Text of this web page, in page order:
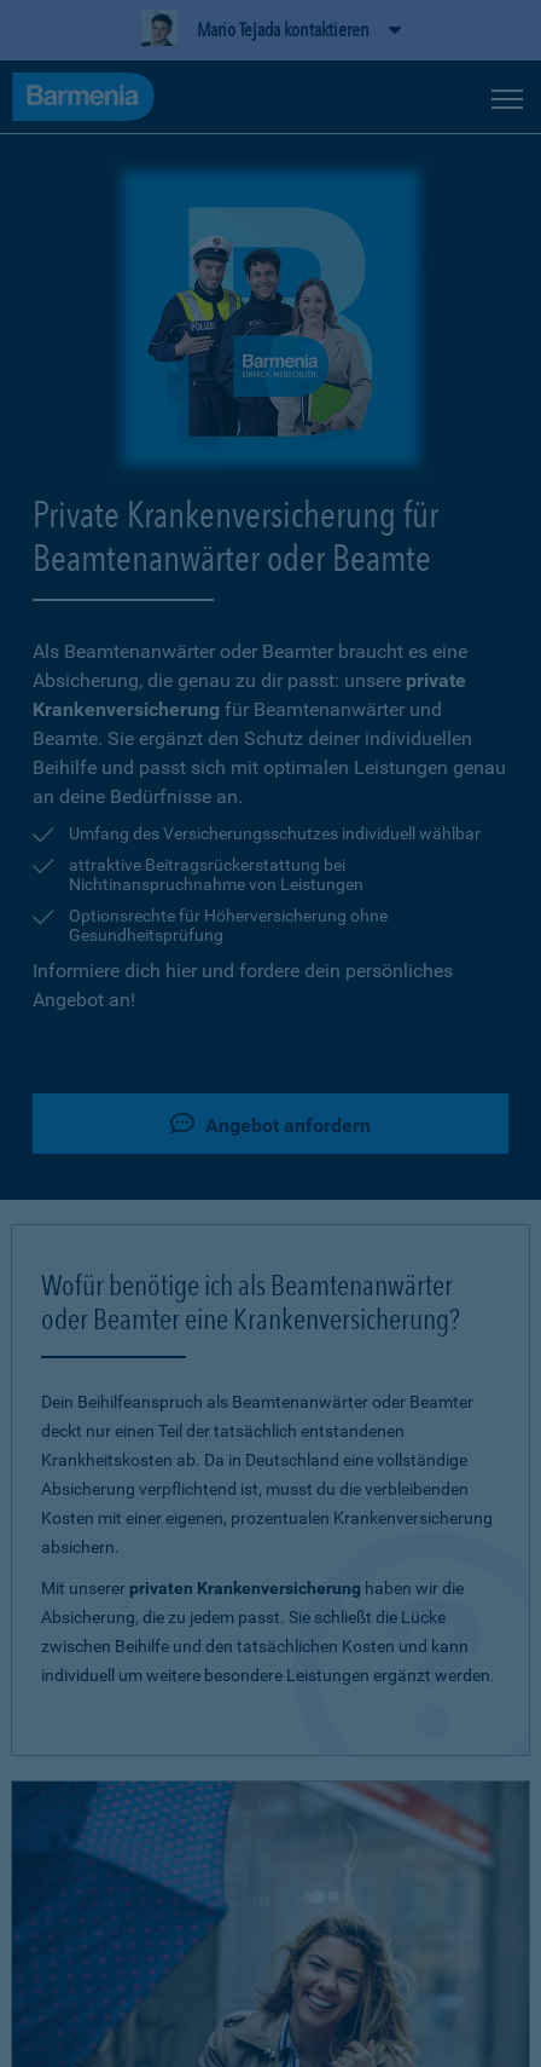
Mario Tejada kontaktieren
Private Krankenversicherung für
Beamtenanwärter oder Beamte
Als Beamtenanwärter oder Beamter braucht es eine
Absicherung, die genau zu dir passt: unsere private
Krankenversicherung für Beamtenanwärter und
Beamte. Sie ergänzt den Schutz deiner individuellen
Beihilfe und passt sich mit optimalen Leistungen genau
an deine Bedürfnisse an.
Umfang des Versicherungsschutzes individuell wählbar
attraktive Beitragsrückerstattung bei
Nichtinanspruchnahme von Leistungen
Optionsrechte für Höherversicherung ohne
Gesundheitsprüfung
Informiere dich hier und fordere dein persönliches
Angebot an!
Angebot anfordern
Wofür benötige ich als Beamtenanwärter
oder Beamter eine Krankenversicherung?
Dein Beihilfeanspruch als Beamtenanwärter oder Beamter
deckt nur einen Teil der tatsächlich entstandenen
Krankheitskosten ab. Da in Deutschland eine vollständige
Absicherung verpflichtend ist, musst du die verbleibenden
Kosten mit einer eigenen, prozentualen Krankenversicherung
absichern.
Mit unserer privaten Krankenversicherung haben wir die
Absicherung, die zu jedem passt. Sie schließt die Lücke
zwischen Beihilfe und den tatsächlichen Kosten und kann
individuell um weitere besondere Leistungen ergänzt werden.